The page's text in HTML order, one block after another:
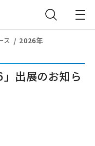
ス 2026年
出展のお知ら